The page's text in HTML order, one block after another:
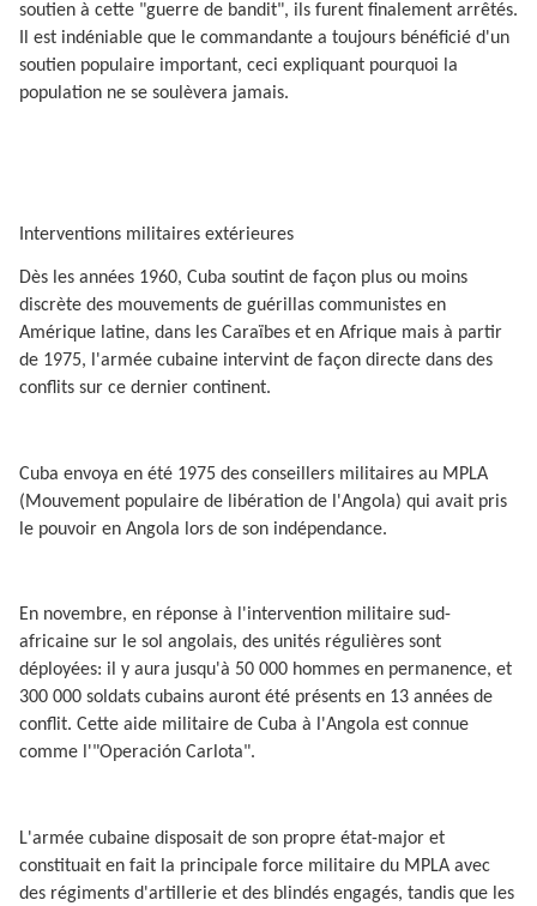
soutien à cette "guerre de bandit", ils furent finalement arrêtés.
Il est indéniable que le commandante a toujours bénéficié d'un
soutien populaire important, ceci expliquant pourquoi la
population ne se soulèvera jamais.
Interventions militaires extérieures
Dès les années 1960, Cuba soutint de façon plus ou moins
discrète des mouvements de guérillas communistes en
Amérique latine, dans les Caraïbes et en Afrique mais à partir
de 1975, l'armée cubaine intervint de façon directe dans des
conflits sur ce dernier continent.
Cuba envoya en été 1975 des conseillers militaires au MPLA
(Mouvement populaire de libération de l'Angola) qui avait pris
le pouvoir en Angola lors de son indépendance.
En novembre, en réponse à l'intervention militaire sud-
africaine sur le sol angolais, des unités régulières sont
déployées: il y aura jusqu'à 50 000 hommes en permanence, et
300 000 soldats cubains auront été présents en 13 années de
conflit. Cette aide militaire de Cuba à l'Angola est connue
comme l'"Operación Carlota".
L'armée cubaine disposait de son propre état-major et
constituait en fait la principale force militaire du MPLA avec
des régiments d'artillerie et des blindés engagés, tandis que les